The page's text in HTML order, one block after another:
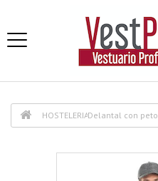
HOSTELERIADelantal con peto